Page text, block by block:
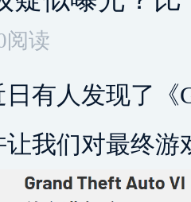
阅读
有人发现了《
我们对最终